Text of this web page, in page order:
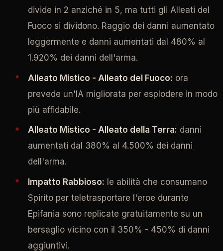
divide in 2 anziché in 5, ma tutti gli Alleati del
Fuoco si dividono. Raggio dei danni aumentato
leggermente e danni aumentati dal 480% al
1.920% dei danni dell'arma.
Alleato Mistico - Alleato del Fuoco: ora
prevede un'IA migliorata per esplodere in modo
più affidabile.
Alleato Mistico - Alleato della Terra: danni
aumentati dal 380% al 4.500% dei danni
dell'arma.
Impatto Rabbioso: le abilità che consumano
Spirito per teletrasportare l'eroe durante
Epifania sono replicate gratuitamente su un
bersaglio vicino con il 350% - 450% di danni
aggiuntivi.